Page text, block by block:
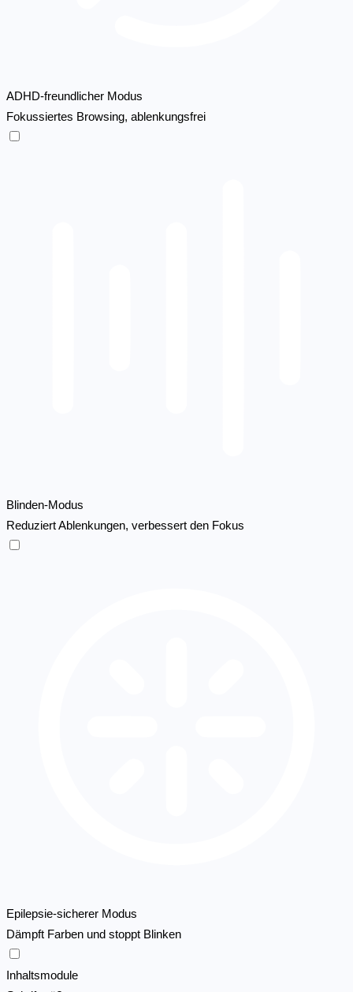
ADHD-freundlicher Modus
Fokussiertes Browsing, ablenkungsfrei
Blinden-Modus
Reduziert Ablenkungen, verbessert den Fokus
Epilepsie-sicherer Modus
Dämpft Farben und stoppt Blinken
Inhaltsmodule